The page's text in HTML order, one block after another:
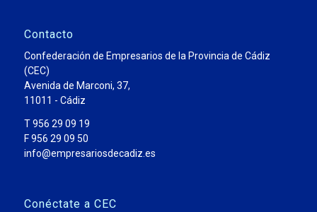
Contacto
Confederación de Empresarios de la Provincia de Cádiz
(CEC)
Avenida de Marconi, 37,
11011 - Cádiz
T 956 29 09 19
F 956 29 09 50
info@empresariosdecadiz.es
Conéctate a CEC